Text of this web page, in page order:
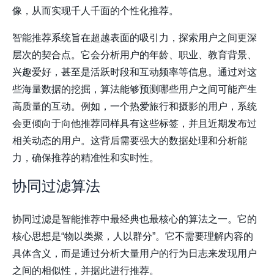
像，从而实现千人千面的个性化推荐。
智能推荐系统旨在超越表面的吸引力，探索用户之间更深
层次的契合点。它会分析用户的年龄、职业、教育背景、
兴趣爱好，甚至是活跃时段和互动频率等信息。通过对这
些海量数据的挖掘，算法能够预测哪些用户之间可能产生
高质量的互动。例如，一个热爱旅行和摄影的用户，系统
会更倾向于向他推荐同样具有这些标签，并且近期发布过
相关动态的用户。这背后需要强大的数据处理和分析能
力，确保推荐的精准性和实时性。
协同过滤算法
协同过滤是智能推荐中最经典也最核心的算法之一。它的
核心思想是“物以类聚，人以群分”。它不需要理解内容的
具体含义，而是通过分析大量用户的行为日志来发现用户
之间的相似性，并据此进行推荐。